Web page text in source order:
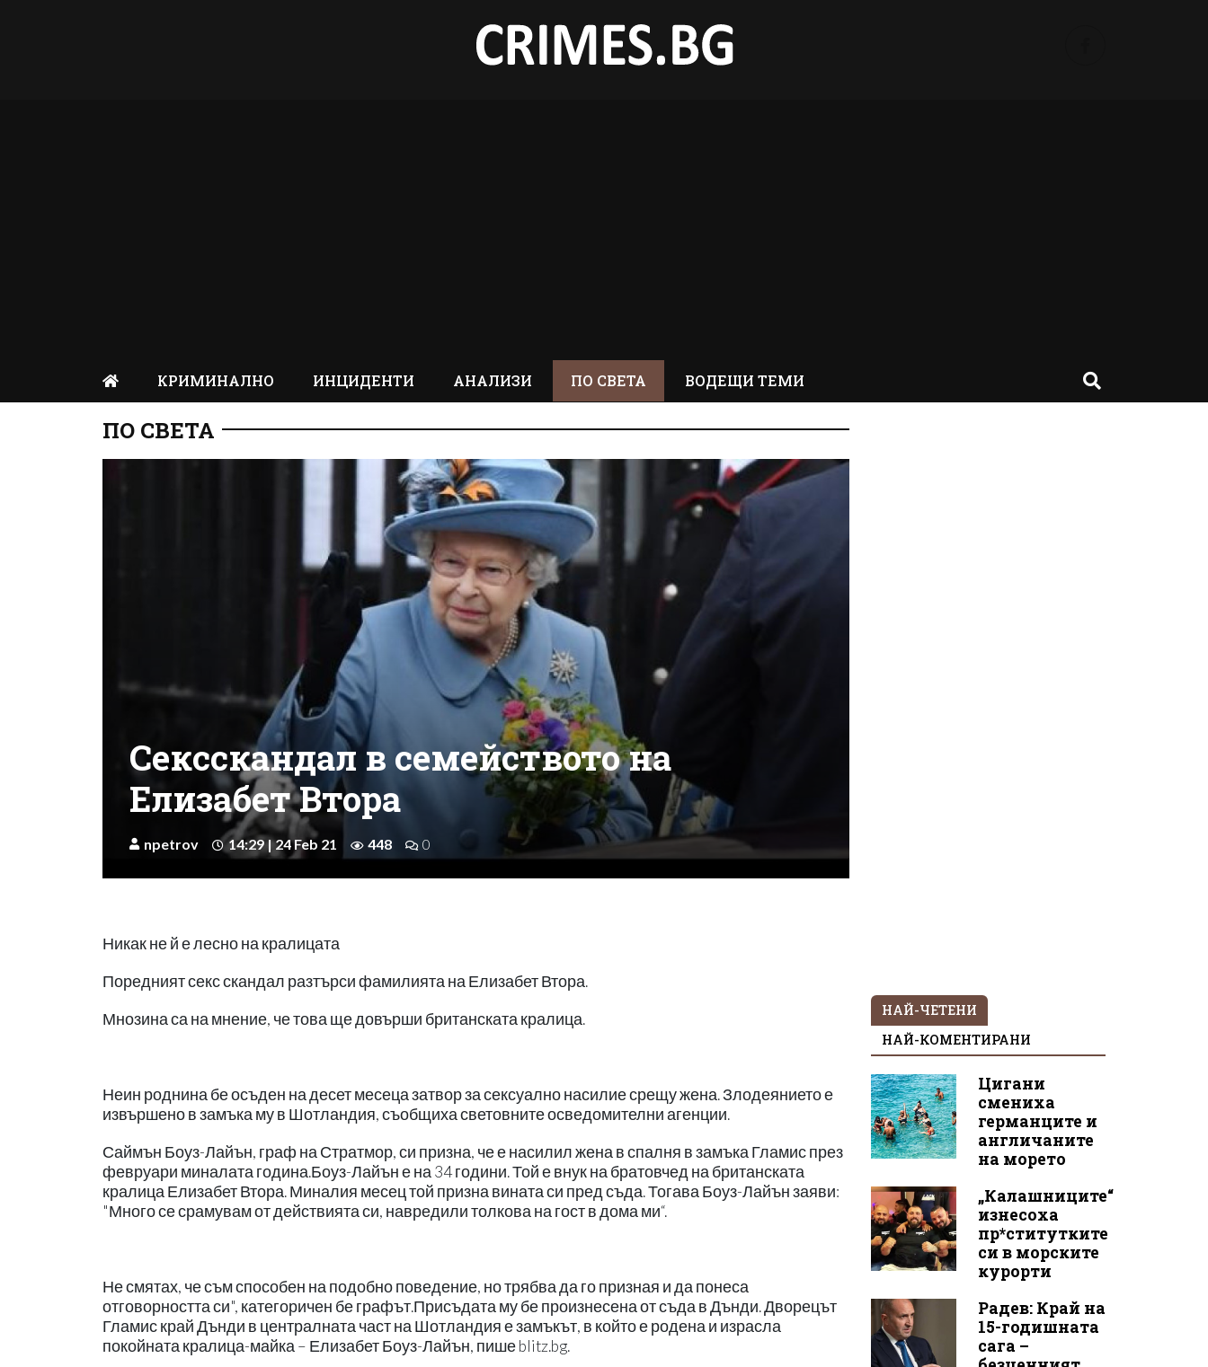
КРИМИНАЛНО ИНЦИДЕНТИ АНАЛИЗИ ПО СВЕТА ВОДЕЩИ ТЕМИ
ПО СВЕТА
Сексскандал в семейството на
Елизабет Втора
npetrov 14:29 | 24 Feb 21 448 0
Никак не й е лесно на кралицата
Поредният секс скандал разтърси фамилията на Елизабет Втора.
Мнозина са на мнение, че това ще довърши британската кралица.
Неин роднина бе осъден на десет месеца затвор за сексуално насилие срещу жена. Злодеянието е
извършено в замъка му в Шотландия, съобщиха световните осведомителни агенции.
Саймън Боуз-Лайън, граф на Стратмор, си призна, че е насилил жена в спалня в замъка Гламис през
февруари миналата година.Боуз-Лайън е на 34 години. Той е внук на братовчед на британската
кралица Елизабет Втора. Миналия месец той призна вината си пред съда. Тогава Боуз-Лайън заяви:
"Много се срамувам от действията си, навредили толкова на гост в дома ми“.
Не смятах, че съм способен на подобно поведение, но трябва да го призная и да понеса
отговорността си", категоричен бе графът.Присъдата му бе произнесена от съда в Дънди. Дворецът
Гламис край Дънди в централната част на Шотландия е замъкът, в който е родена и израсла
покойната кралица-майка – Елизабет Боуз-Лайън, пише blitz.bg.
НАЙ-ЧЕТЕНИ
НАЙ-КОМЕНТИРАНИ
Цигани
смениха
германците и
англичаните
на морето
„Калашниците“
изнесоха
пр*ститутките
си в морските
курорти
Радев: Край на
15-годишната
сага –